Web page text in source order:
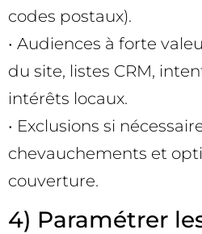
codes postaux).
• Audiences à forte
du site, listes CRM,
intérêts locaux.
• Exclusions si
chevauchements et
couverture.
4) Paramétrer